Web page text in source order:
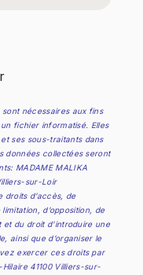
nécessaires aux fins
fichier informatisé. Elles
et ses sous-traitants dans
données collectées seront
MADAME MALIKA
sur-Loir
droits d’accès, de
d’opposition, de
du droit d’introduire une
ainsi que d’organiser le
exercer ces droits par
41100 Villiers-sur-